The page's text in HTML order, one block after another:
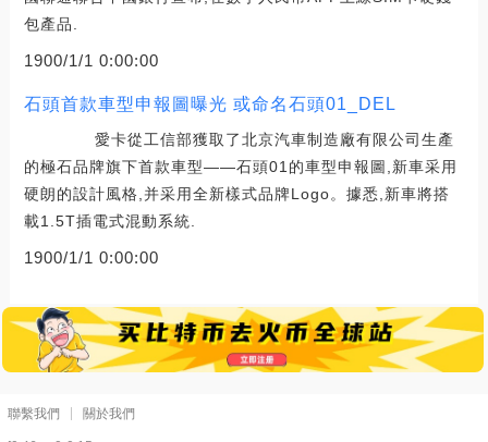
包產品.
1900/1/1 0:00:00
石頭首款車型申報圖曝光 或命名石頭01_DEL
愛卡從工信部獲取了北京汽車制造廠有限公司生產
的極石品牌旗下首款車型——石頭01的車型申報圖,新車采用
硬朗的設計風格,并采用全新樣式品牌Logo。據悉,新車將搭
載1.5T插電式混動系統.
1900/1/1 0:00:00
聯繫我們 關於我們